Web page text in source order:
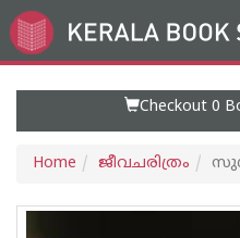
Go
to
Checkout 0
Home ജീവചരിത്രം